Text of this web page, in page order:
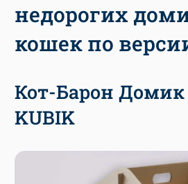
недорогих
кошек по
Кот-Барон Домик
KUBIK